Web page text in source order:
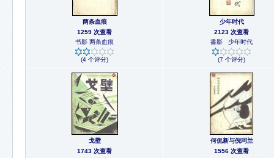
两条血痕
1259 次查看
书影 两条血痕
(4 个评分)
少年时代
2123 次查看
書影 少年时代
(7 个评分)
戈壁
1743 次查看
何侃新与倪珂兰
1556 次查看